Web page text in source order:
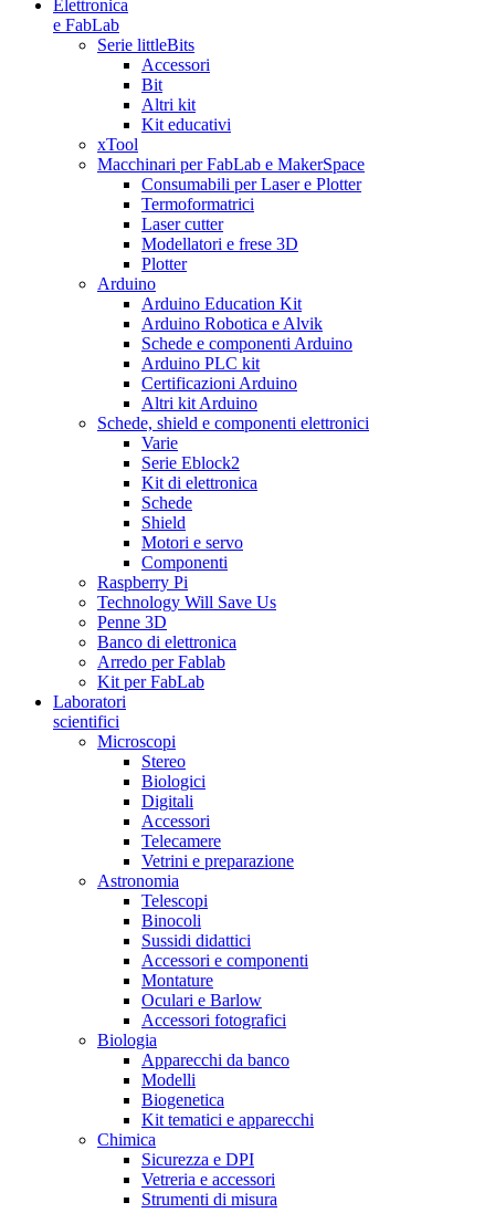
Elettronica
e FabLab
Serie littleBits
Accessori
Bit
Altri kit
Kit educativi
xTool
Macchinari per FabLab e MakerSpace
Consumabili per Laser e Plotter
Termoformatrici
Laser cutter
Modellatori e frese 3D
Plotter
Arduino
Arduino Education Kit
Arduino Robotica e Alvik
Schede e componenti Arduino
Arduino PLC kit
Certificazioni Arduino
Altri kit Arduino
Schede, shield e componenti elettronici
Varie
Serie Eblock2
Kit di elettronica
Schede
Shield
Motori e servo
Componenti
Raspberry Pi
Technology Will Save Us
Penne 3D
Banco di elettronica
Arredo per Fablab
Kit per FabLab
Laboratori
scientifici
Microscopi
Stereo
Biologici
Digitali
Accessori
Telecamere
Vetrini e preparazione
Astronomia
Telescopi
Binocoli
Sussidi didattici
Accessori e componenti
Montature
Oculari e Barlow
Accessori fotografici
Biologia
Apparecchi da banco
Modelli
Biogenetica
Kit tematici e apparecchi
Chimica
Sicurezza e DPI
Vetreria e accessori
Strumenti di misura